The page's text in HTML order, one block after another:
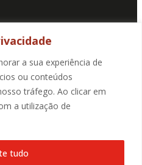
a sua experiência de
ou conteúdos
tráfego. Ao clicar em
a utilização de
tudo
autorizo de forma
especificada, a recolha e
pessoais para receber
Privacidade